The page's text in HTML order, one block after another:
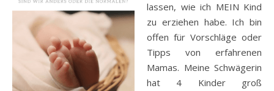
lassen, wie ich MEIN Kind
zu erziehen habe. Ich bin
offen für Vorschläge oder
Tipps von erfahrenen
Mamas. Meine Schwägerin
hat 4 Kinder groß